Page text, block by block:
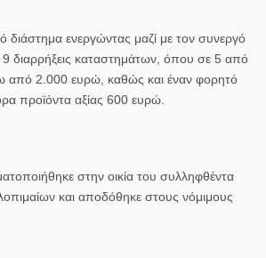
διάστημα ενεργώντας μαζί με τον συνεργό
διαρρήξεις καταστημάτων, όπου σε 5 από
από 2.000 ευρώ, καθώς και έναν φορητό
προϊόντα αξίας 600 ευρώ.
στην οικία του συλληφθέντα
και αποδόθηκε στους νόμιμους